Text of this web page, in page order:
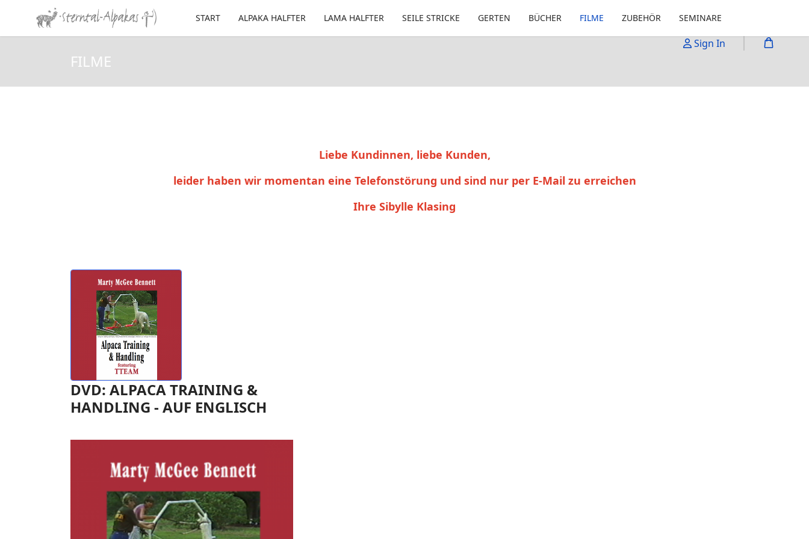
START ALPAKA HALFTER LAMA HALFTER SEILE STRICKE GERTEN BÜCHER FILME ZUBEHÖR SEMINARE
Sign In
FILME
Liebe Kundinnen, liebe Kunden,
leider haben wir momentan eine Telefonstörung und sind nur per E-Mail zu erreichen
Ihre Sibylle Klasing
DVD: ALPACA TRAINING &
HANDLING - AUF ENGLISCH